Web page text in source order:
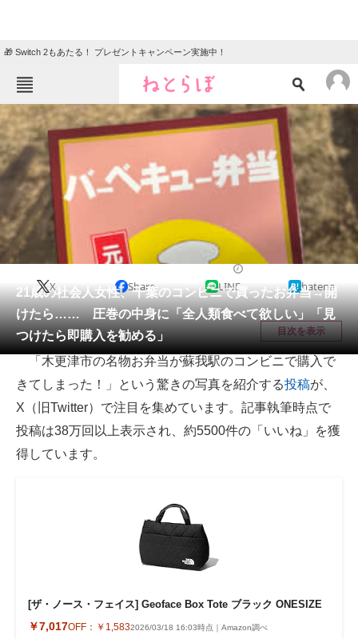
🎁 Switch 2もあたる！ プレゼントキャンペーン実施中！
ねとらぼメニュー
TOP ニュース
エンタメ
グルメ 地域
住まい 教育・育児
動物 リサーチ
会員記事
メディア
注目記事を集めた総合ページ
ITの今と未来を見通す
スマホと通信の最新トレンド
進化するPCとデバイスの未来
ビジネスと働き方のヒント
企業ITのトレンドを詳説
経営リーダーのコミュニティ
21歳の社会人女性、千葉のコンビニで買ったお弁当→開
けたら…… 圧巻の中身に「全人類食べて欲しい」「見
つけたら即購入を勧める」
X Share LINE hatena
目次を表示
「木更津市の名物お弁当が蘇我駅のコンビニで購入で
きてしまった！」という驚きの写真を紹介する投稿が、
X（旧Twitter）で注目を集めています。記事執筆時点で
投稿は38万回以上表示され、約5500件の「いいね」を獲
得しています。
[ザ・ノース・フェイス] Geoface Box Tote ブラック ONESIZE
￥7,017OFF： ￥1,5832026/03/18 16:03時点｜Amazon調べ